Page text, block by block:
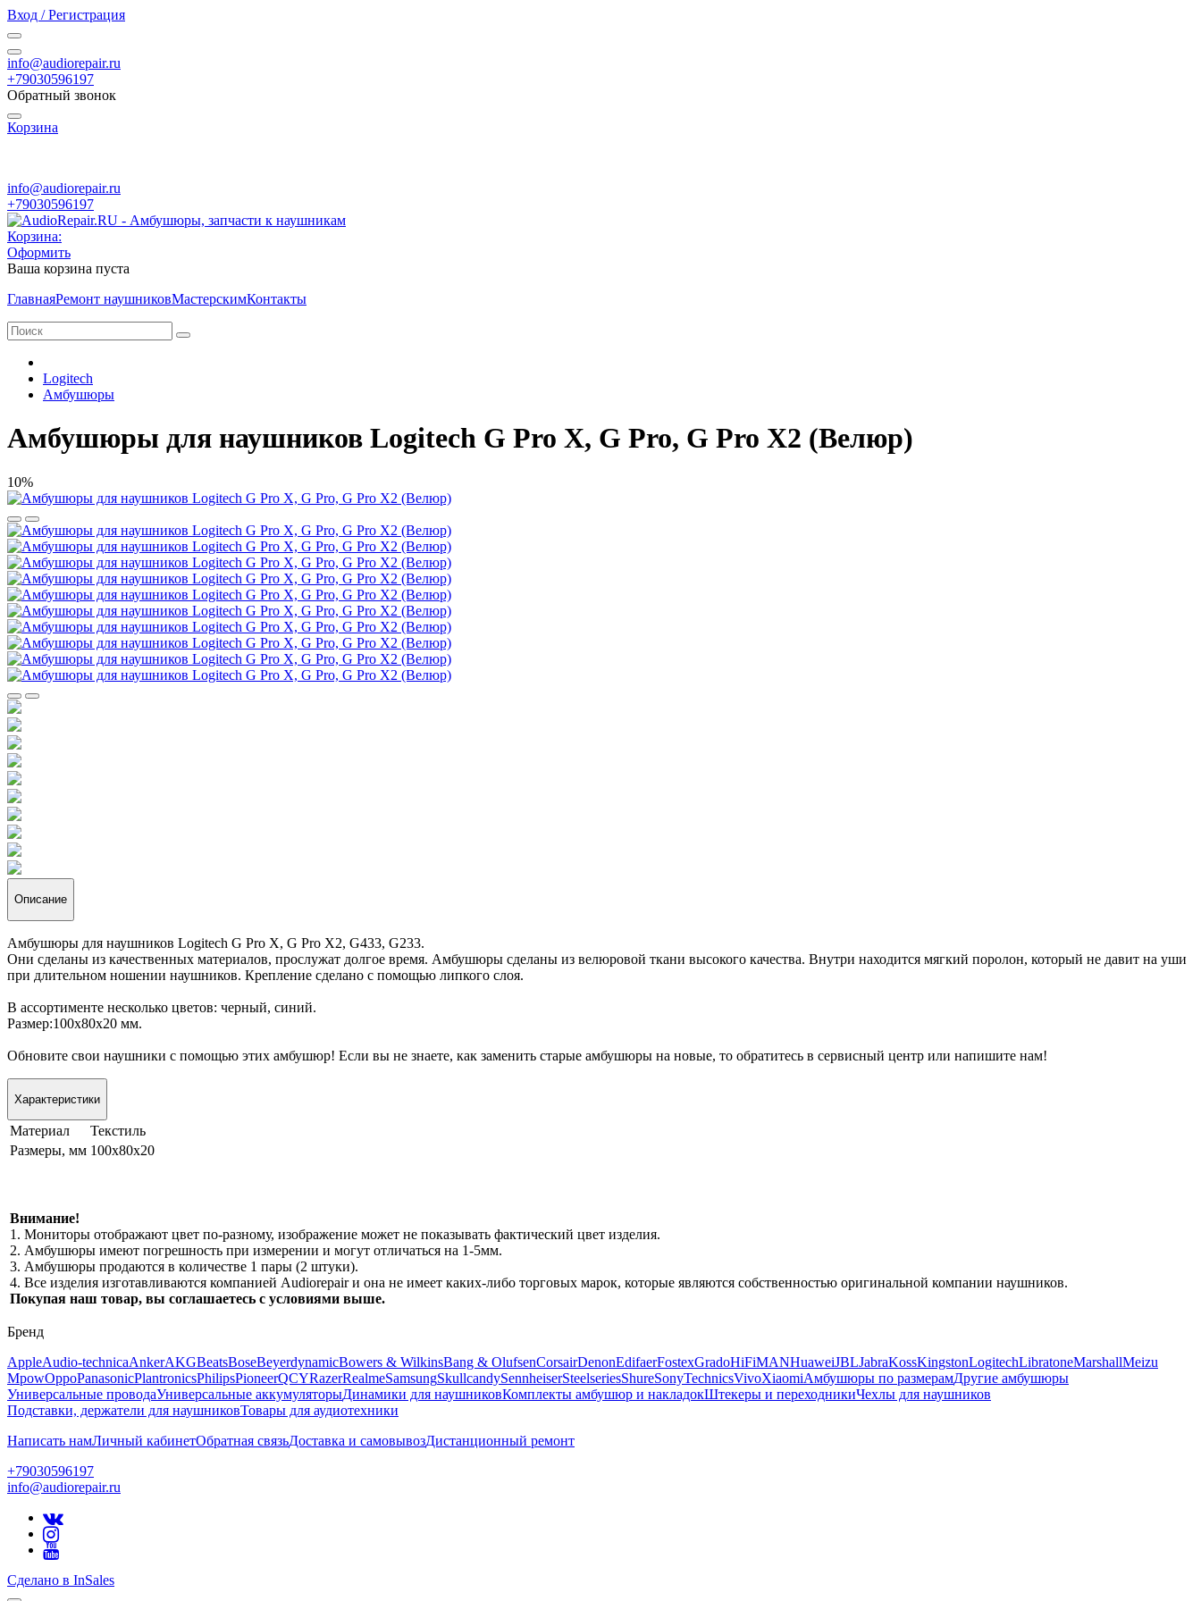
Вход / Регистрация
info@audiorepair.ru
+79030596197
Обратный звонок
Корзина
info@audiorepair.ru
+79030596197
Корзина:
Оформить
Ваша корзина пуста
ГлавнаяРемонт наушниковМастерскимКонтакты
Logitech
Амбушюры
Амбушюры для наушников Logitech G Pro X, G Pro, G Pro X2 (Велюр)
10%
Описание
Амбушюры для наушников Logitech G Pro X, G Pro X2, G433, G233.
Они сделаны из качественных материалов, прослужат долгое время. Амбушюры сделаны из велюровой ткани высокого качества. Внутри находится мягкий поролон, который не давит на уши
при длительном ношении наушников. Крепление сделано с помощью липкого слоя.
В ассортименте несколько цветов: черный, синий.
Размер:100х80х20 мм.
Обновите свои наушники с помощью этих амбушюр! Если вы не знаете, как заменить старые амбушюры на новые, то обратитесь в сервисный центр или напишите нам!
Характеристики
Материал
Текстиль
Размеры, мм 100х80х20
Внимание!
1. Мониторы отображают цвет по-разному, изображение может не показывать фактический цвет изделия.
2. Амбушюры имеют погрешность при измерении и могут отличаться на 1-5мм.
3. Амбушюры продаются в количестве 1 пары (2 штуки).
4. Все изделия изготавливаются компанией Audiorepair и она не имеет каких-либо торговых марок, которые являются собственностью оригинальной компании наушников.
Покупая наш товар, вы соглашаетесь с условиями выше.
Бренд
AppleAudio-technicaAnkerAKGBeatsBoseBeyerdynamicBowers & WilkinsBang & OlufsenCorsairDenonEdifaerFostexGradoHiFiMANHuaweiJBLJabraKossKingstonLogitechLibratoneMarshallMeizu
MpowOppoPanasonicPlantronicsPhilipsPioneerQCYRazerRealmeSamsungSkullcandySennheiserSteelseriesShureSonyTechnicsVivoXiaomiАмбушюры по размерамДругие амбушюры
Универсальные проводаУниверсальные аккумуляторыДинамики для наушниковКомплекты амбушюр и накладокШтекеры и переходникиЧехлы для наушников
Подставки, держатели для наушниковТовары для аудиотехники
Написать намЛичный кабинетОбратная связьДоставка и самовывозДистанционный ремонт
+79030596197
info@audiorepair.ru
Сделано в InSales